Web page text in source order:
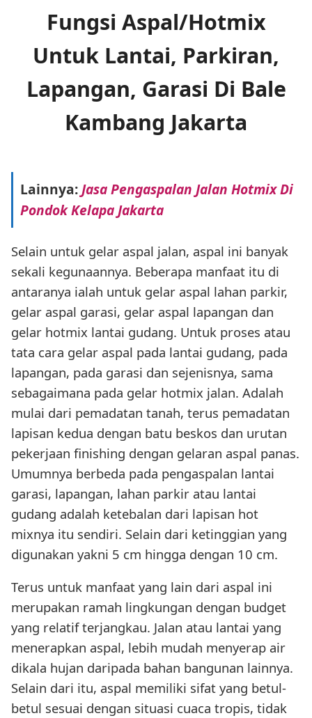
Fungsi Aspal/Hotmix
Untuk Lantai, Parkiran,
Lapangan, Garasi Di Bale
Kambang Jakarta
Lainnya:Jasa Pengaspalan Jalan Hotmix Di
Pondok Kelapa Jakarta
Selain untuk gelar aspal jalan, aspal ini banyak
sekali kegunaannya. Beberapa manfaat itu di
antaranya ialah untuk gelar aspal lahan parkir,
gelar aspal garasi, gelar aspal lapangan dan
gelar hotmix lantai gudang. Untuk proses atau
tata cara gelar aspal pada lantai gudang, pada
lapangan, pada garasi dan sejenisnya, sama
sebagaimana pada gelar hotmix jalan. Adalah
mulai dari pemadatan tanah, terus pemadatan
lapisan kedua dengan batu beskos dan urutan
pekerjaan finishing dengan gelaran aspal panas.
Umumnya berbeda pada pengaspalan lantai
garasi, lapangan, lahan parkir atau lantai
gudang adalah ketebalan dari lapisan hot
mixnya itu sendiri. Selain dari ketinggian yang
digunakan yakni 5 cm hingga dengan 10 cm.
Terus untuk manfaat yang lain dari aspal ini
merupakan ramah lingkungan dengan budget
yang relatif terjangkau. Jalan atau lantai yang
menerapkan aspal, lebih mudah menyerap air
dikala hujan daripada bahan bangunan lainnya.
Selain dari itu, aspal memiliki sifat yang betul-
betul sesuai dengan situasi cuaca tropis, tidak